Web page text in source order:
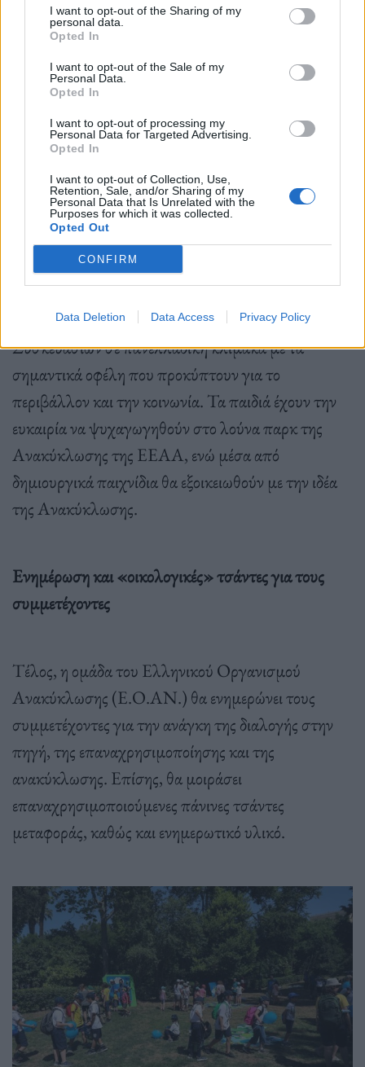
I want to opt-out of the Sharing of my
personal data.
Opted In
I want to opt-out of the Sale of my
Personal Data.
Opted In
I want to opt-out of processing my
Personal Data for Targeted Advertising.
Opted In
I want to opt-out of Collection, Use,
Retention, Sale, and/or Sharing of my
Personal Data that Is Unrelated with the
Purposes for which it was collected.
Opted Out
CONFIRM
Data Deletion Data Access Privacy Policy
Εντυπωσιακό «Info-Booth» για την ανακύκλωση
στην πόλη
Η Ελληνική Εταιρεία Αξιοποίησης Ανακύκλωσης
(Ε.Ε.Α.Α) διαμόρφωσε ένα εντυπωσιακό INFO-
BOOTH για το κοινό με διανομή υλικού. Μέσω
αυτής της δράσης, το κοινό ενημερώνεται για τη
σημασία της ανακύκλωσης συσκευασιών στους
μπλε κάδους, τον σωστό τρόπο ανακύκλωσης,
καθώς και τα αποτελέσματα της Ανακύκλωσης
Συσκευασιών σε πανελλαδική κλίμακα με τα
σημαντικά οφέλη που προκύπτουν για το
περιβάλλον και την κοινωνία. Τα παιδιά έχουν την
ευκαιρία να ψυχαγωγηθούν στο λούνα παρκ της
Ανακύκλωσης της ΕΕΑΑ, ενώ μέσα από
δημιουργικά παιχνίδια θα εξοικειωθούν με την ιδέα
της Ανακύκλωσης.
Ενημέρωση και «οικολογικές» τσάντες για τους
συμμετέχοντες
Τέλος, η ομάδα του Ελληνικού Οργανισμού
Ανακύκλωσης (Ε.Ο.ΑΝ.) θα ενημερώνει τους
συμμετέχοντες για την ανάγκη της διαλογής στην
πηγή, της επαναχρησιμοποίησης και της
ανακύκλωσης. Επίσης, θα μοιράσει
επαναχρησιμοποιούμενες πάνινες τσάντες
μεταφοράς, καθώς και ενημερωτικό υλικό.